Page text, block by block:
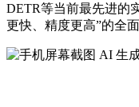
DETR等当前最先进的
更快、精度更高”的全面